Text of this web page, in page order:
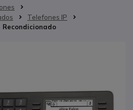
Telefones IP